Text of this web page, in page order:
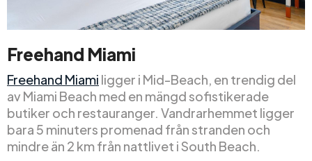
Freehand Miami
Freehand Miami ligger i Mid-Beach, en trendig del
av Miami Beach med en mängd sofistikerade
butiker och restauranger. Vandrarhemmet ligger
bara 5 minuters promenad från stranden och
mindre än 2 km från nattlivet i South Beach.